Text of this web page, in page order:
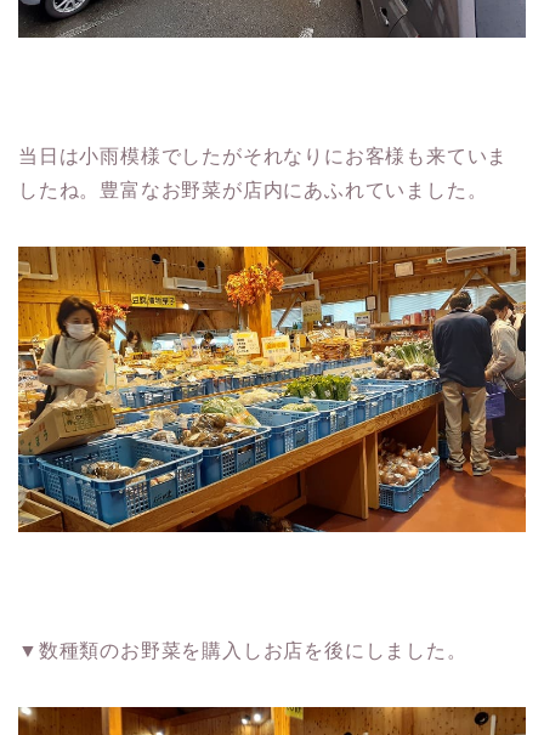
当日は小雨模様でしたがそれなりにお客様も来ていま
したね。豊富なお野菜が店内にあふれていました。
▼数種類のお野菜を購入しお店を後にしました。